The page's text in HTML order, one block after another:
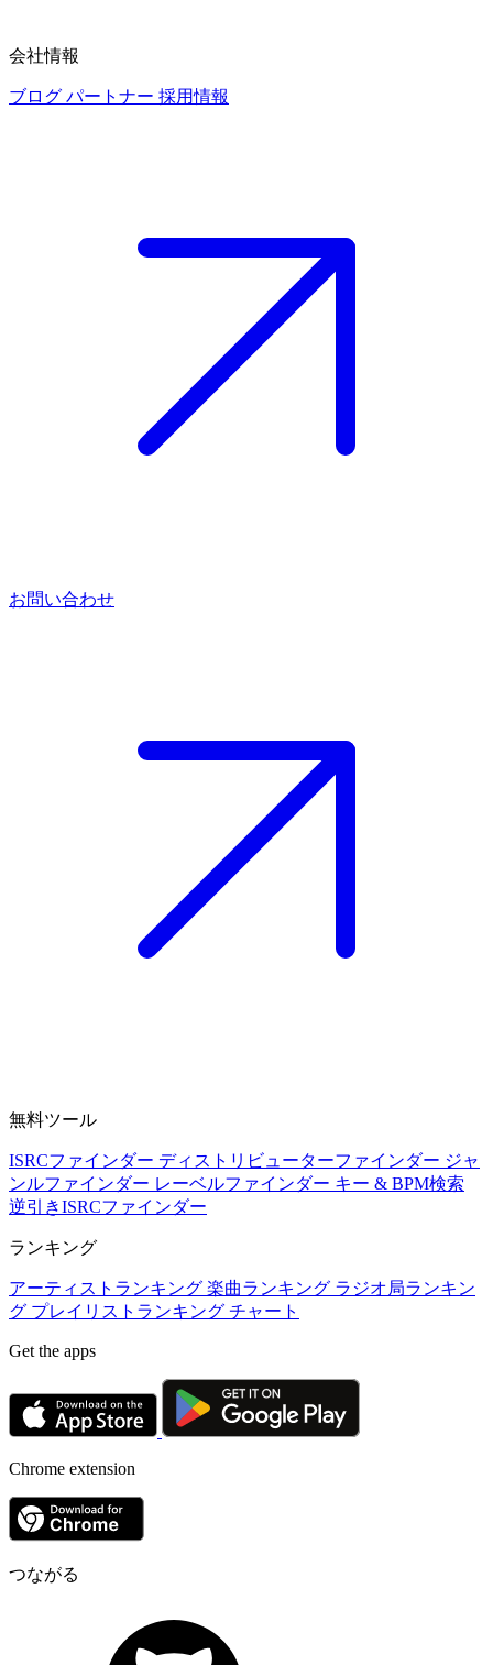
会社情報
ブログ パートナー 採用情報
お問い合わせ
無料ツール
ISRCファインダー ディストリビューターファインダー ジャ
ンルファインダー レーベルファインダー キー & BPM検索
逆引きISRCファインダー
ランキング
アーティストランキング 楽曲ランキング ラジオ局ランキン
グ プレイリストランキング チャート
Get the apps
Chrome extension
つながる